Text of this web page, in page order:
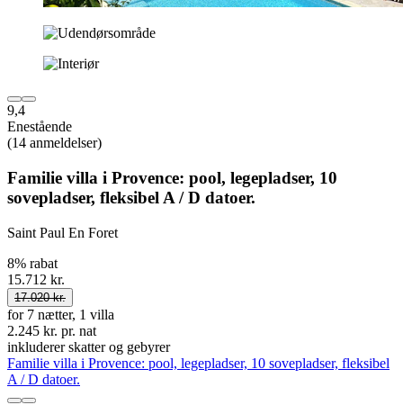
9,4
Enestående
(14 anmeldelser)
Familie villa i Provence: pool, legepladser, 10
sovepladser, fleksibel A / D datoer.
Saint Paul En Foret
8% rabat
15.712 kr.
17.020 kr.
for 7 nætter, 1 villa
2.245 kr. pr. nat
inkluderer skatter og gebyrer
Familie villa i Provence: pool, legepladser, 10 sovepladser, fleksibel
A / D datoer.